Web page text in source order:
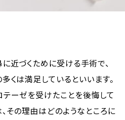
近づくために受ける手術で、
くは満足しているといいます。
テーゼを受けたことを後悔して
その理由はどのようなところに